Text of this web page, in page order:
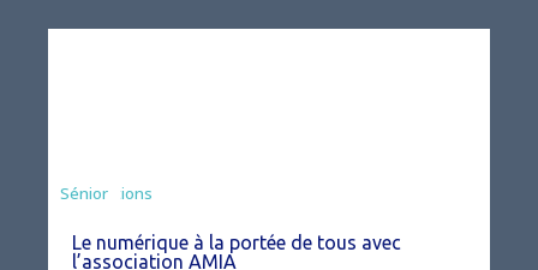
Associations
Sénior
Le numérique à la portée de tous avec
l’association AMIA